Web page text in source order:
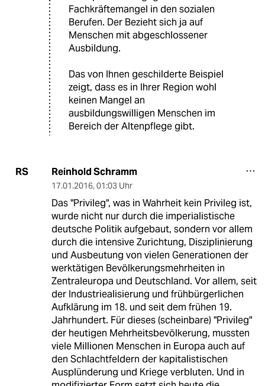
Fachkräftemangel in den sozialen
Berufen. Der Bezieht sich ja auf
Menschen mit abgeschlossener
Ausbildung.
Das von Ihnen geschilderte Beispiel
zeigt, dass es in Ihrer Region wohl
keinen Mangel an
ausbildungswilligen Menschen im
Bereich der Altenpflege gibt.
RS Reinhold Schramm
17.01.2016, 01:03 Uhr
Das "Privileg", was in Wahrheit kein Privileg ist,
wurde nicht nur durch die imperialistische
deutsche Politik aufgebaut, sondern vor allem
durch die intensive Zurichtung, Disziplinierung
und Ausbeutung von vielen Generationen der
werktätigen Bevölkerungsmehrheiten in
Zentraleuropa und Deutschland. Vor allem, seit
der Industriealisierung und frühbürgerlichen
Aufklärung im 18. und seit dem frühen 19.
Jahrhundert. Für dieses (scheinbare) "Privileg"
der heutigen Mehrheitsbevölkerung, mussten
viele Millionen Menschen in Europa auch auf
den Schlachtfeldern der kapitalistischen
Ausplünderung und Kriege verbluten. Und in